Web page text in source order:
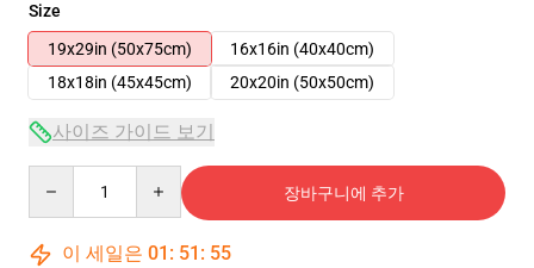
Size
19x29in (50x75cm)
16x16in (40x40cm)
18x18in (45x45cm)
20x20in (50x50cm)
사이즈 가이드 보기
장바구니에 추가
이 세일은 01 : 51 : 54